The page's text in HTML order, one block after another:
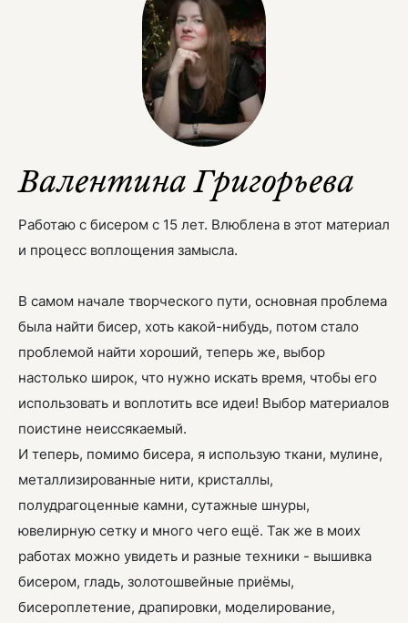
Валентина Григорьева
Работаю с бисером с 15 лет. Влюблена в этот материал
и процесс воплощения замысла.
В самом начале творческого пути, основная проблема
была найти бисер, хоть какой-нибудь, потом стало
проблемой найти хороший, теперь же, выбор
настолько широк, что нужно искать время, чтобы его
использовать и воплотить все идеи! Выбор материалов
поистине неиссякаемый.
И теперь, помимо бисера, я использую ткани, мулине,
металлизированные нити, кристаллы,
полудрагоценные камни, сутажные шнуры,
ювелирную сетку и много чего ещё. Так же в моих
работах можно увидеть и разные техники - вышивка
бисером, гладь, золотошвейные приёмы,
бисероплетение, драпировки, моделирование,